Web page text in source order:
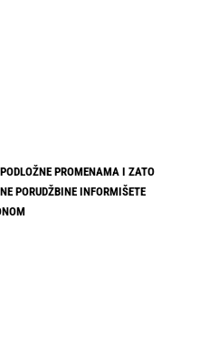
PROMENAMA I ZATO
PORUDŽBINE INFORMIŠETE